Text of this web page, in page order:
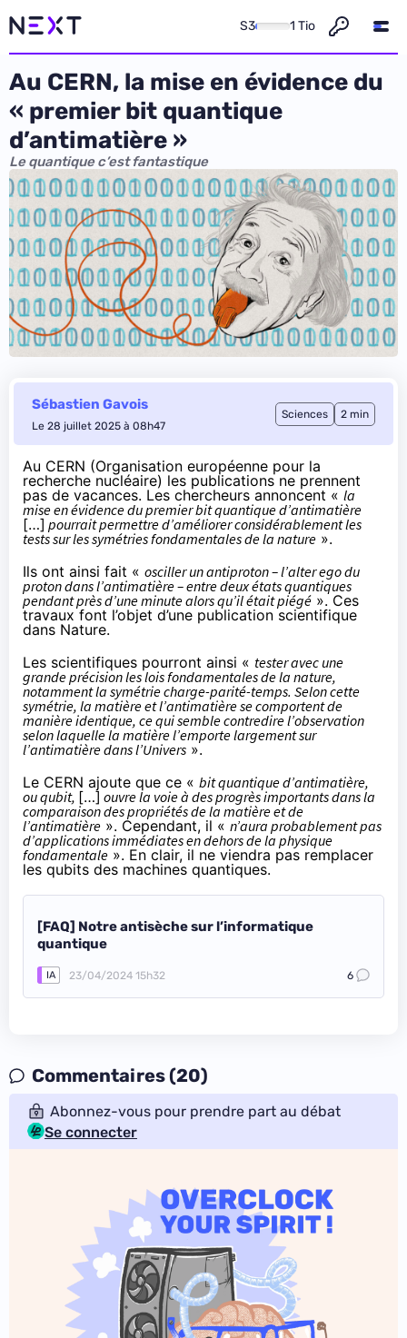
S3 1 Tio
Au CERN, la mise en évidence du
« premier bit quantique
d’antimatière »
Le quantique c’est fantastique
Sébastien Gavois
Le 28 juillet 2025 à 08h47
Sciences 2 min
Au CERN (Organisation européenne pour la
recherche nucléaire) les publications ne prennent
pas de vacances. Les chercheurs annoncent « la
mise en évidence du premier bit quantique d’antimatière
[…] pourrait permettre d’améliorer considérablement les
tests sur les symétries fondamentales de la nature ».
Ils ont ainsi fait « osciller un antiproton – l’alter ego du
proton dans l’antimatière – entre deux états quantiques
pendant près d’une minute alors qu’il était piégé ». Ces
travaux font l’objet d’une publication scientifique
dans Nature.
Les scientifiques pourront ainsi « tester avec une
grande précision les lois fondamentales de la nature,
notamment la symétrie charge-parité-temps. Selon cette
symétrie, la matière et l’antimatière se comportent de
manière identique, ce qui semble contredire l’observation
selon laquelle la matière l’emporte largement sur
l’antimatière dans l’Univers ».
Le CERN ajoute que ce « bit quantique d’antimatière,
ou qubit, […] ouvre la voie à des progrès importants dans la
comparaison des propriétés de la matière et de
l’antimatière ». Cependant, il « n’aura probablement pas
d’applications immédiates en dehors de la physique
fondamentale ». En clair, il ne viendra pas remplacer
les qubits des machines quantiques.
[FAQ] Notre antisèche sur l’informatique
quantique
IA 23/04/2024 15h32 6
Commentaires (20)
Abonnez-vous pour prendre part au débat
Se connecter